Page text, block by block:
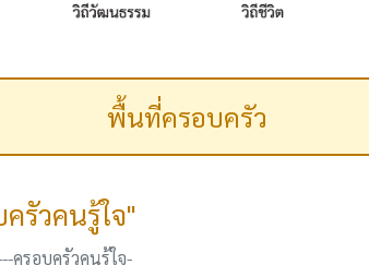
พื้นที่ครอบครัว
รัวคนรู้ใจ"
ครอบครัวคนรู้ใจ-